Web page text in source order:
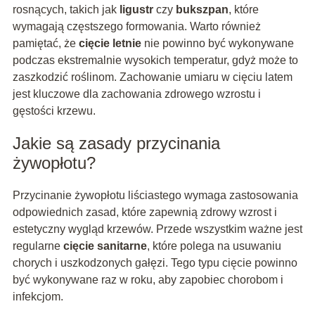
rosnących, takich jak ligustrczy bukszpan, które
wymagają częstszego formowania. Warto również
pamiętać, że cięcie letnienie powinno być wykonywane
podczas ekstremalnie wysokich temperatur, gdyż może to
zaszkodzić roślinom. Zachowanie umiaru w cięciu latem
jest kluczowe dla zachowania zdrowego wzrostu i
gęstości krzewu.
Jakie są zasady przycinania
żywopłotu?
Przycinanie żywopłotu liściastego wymaga zastosowania
odpowiednich zasad, które zapewnią zdrowy wzrost i
estetyczny wygląd krzewów. Przede wszystkim ważne jest
regularne cięcie sanitarne, które polega na usuwaniu
chorych i uszkodzonych gałęzi. Tego typu cięcie powinno
być wykonywane raz w roku, aby zapobiec chorobom i
infekcjom.